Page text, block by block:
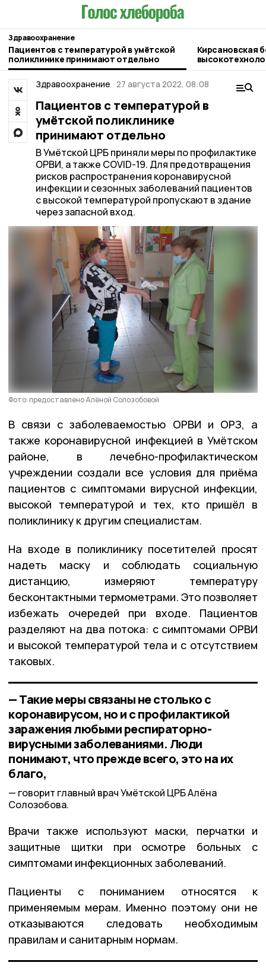
Здравоохранение
Пациентов с температурой в умётской
поликлинике принимают отдельно
Кирсановская
для
Здравоохранение 27 августа 2022, 08:08
Пациентов с температурой в
умётской поликлинике
принимают отдельно
В Умётской ЦРБ приняли меры по профилактике
ОРВИ, а также COVID-19. Для предотвращения
рисков распространения коронавирусной
инфекции и сезонных заболеваний пациентов
с высокой температурой пропускают в здание
через запасной вход.
Фото: предоставлено Алёной Солозобовой
В связи с заболеваемостью ОРВИ и ОРЗ, а
также коронавирусной инфекцией в Умётском
районе, в лечебно-профилактическом
учреждении создали все условия для приёма
пациентов с симптомами вирусной инфекции,
высокой температурой и тех, кто пришёл в
поликлинику к другим специалистам.
На входе в поликлинику посетителей просят
надеть маску и соблюдать социальную
дистанцию, измеряют температуру
бесконтактными термометрами. Это позволяет
избежать очередей при входе. Пациентов
разделяют на два потока: с симптомами ОРВИ
и высокой температурой тела и с отсутствием
таковых.
— Такие меры связаны не столько с
коронавирусом, но и с профилактикой
заражения любыми респираторно-
вирусными заболеваниями. Люди
понимают, что прежде всего, это на их
благо,
говорит главный врач Умётской ЦРБ Алёна
Солозобова.
Врачи также используют маски, перчатки и
защитные щитки при осмотре больных с
симптомами инфекционных заболеваний.
Пациенты с пониманием относятся к
применяемым мерам. Именно поэтому они не
отказываются следовать необходимым
правилам и санитарным нормам.